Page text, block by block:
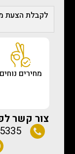
לקבלת הצעת
מחירים נוחים
צור קשר